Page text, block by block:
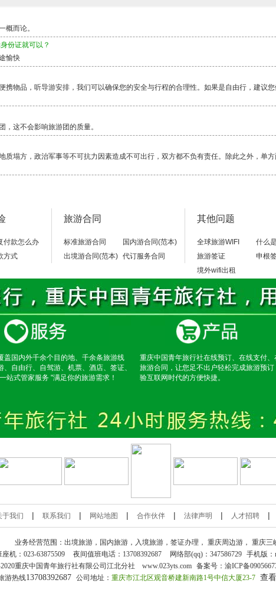
概而论。
份证就可以？
愉快
携物品，听导游安排，我们可以确保您的安全与行程的合理性。如果是自由行，建议
这不会影响旅游团的质量。
塌方，政治军事等不可抗力因素造成不可出行，双方都不负有责任。除此之外，单
付款怎么办
方式
旅游合同
标准旅游合同
国内游合同(范本)
出境游合同(范本) 代订服务合同
其他问题
全球旅游WIFI
什么
旅游签证
申根
境外wifi出租
盖国内外千余个目的地、千余条旅游线
、自由行、自驾游、机票、酒店、签证、
式管家服务 "满足你的旅游需求！
重庆中国青年旅行社在线预订、在线支付
旅游合同，让您足不出户轻松完成旅游预
验互联网时代的方便快捷。
于我们 | 联系我们 | 网站地图 | 合作伙伴 | 法律声明 | 人才招聘 |
业务经营范围：出境旅游，国内旅游，入境旅游，签证办理， 重庆周边游 ， 重庆三
机： 023-63875509 夜间值班电话：13708392687 网络部(qq)： 347586729 手机版：
重庆中国青年旅行社有限公司江北分社 www.023yts.com 备案号： 渝ICP备
游热线13708392687 公司地址： 重庆市江北区观音桥建新南路1号中信大厦23-7 查